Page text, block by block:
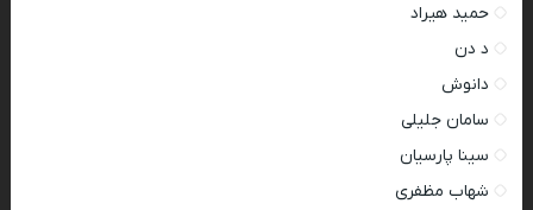
حمید هیراد
د دن
دانوش
سامان جلیلی
سینا پارسیان
شهاب مظفری